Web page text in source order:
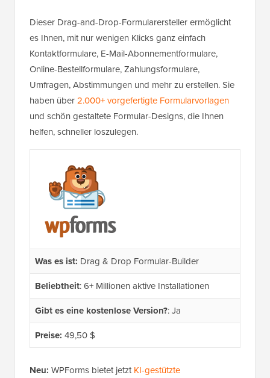
Dieser Drag-and-Drop-Formularersteller ermöglicht
es Ihnen, mit nur wenigen Klicks ganz einfach
Kontaktformulare, E-Mail-Abonnementformulare,
Online-Bestellformulare, Zahlungsformulare,
Umfragen, Abstimmungen und mehr zu erstellen. Sie
haben über2.000+ vorgefertigte Formularvorlagen
und schön gestaltete Formular-Designs, die Ihnen
helfen, schneller loszulegen.
Was es ist: Drag & Drop Formular-Builder
Beliebtheit: 6+ Millionen aktive Installationen
Gibt es eine kostenlose Version?: Ja
Preise: 49,50 $
Neu: WPForms bietet jetztKI-gestützte